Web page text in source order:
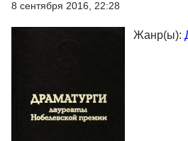
8 сентября 2016, 22:28
Жанр(ы):